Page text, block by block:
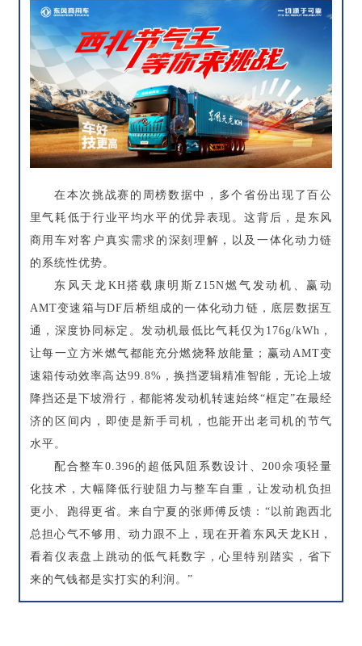
在本次挑战赛的周榜数据中，多个省份出现了百公
里气耗低于行业平均水平的优异表现。这背后，是东风
商用车对客户真实需求的深刻理解，以及一体化动力链
的系统性优势。
东风天龙KH搭载康明斯Z15N燃气发动机、赢动
AMT变速箱与DF后桥组成的一体化动力链，底层数据互
通，深度协同标定。发动机最低比气耗仅为176g/kWh，
让每一立方米燃气都能充分燃烧释放能量；赢动AMT变
速箱传动效率高达99.8%，换挡逻辑精准智能，无论上坡
降挡还是下坡滑行，都能将发动机转速始终“框定”在最经
济的区间内，即使是新手司机，也能开出老司机的节气
水平。
配合整车0.396的超低风阻系数设计、200余项轻量
化技术，大幅降低行驶阻力与整车自重，让发动机负担
更小、跑得更省。来自宁夏的张师傅反馈：“以前跑西北
总担心气不够用、动力跟不上，现在开着东风天龙KH，
看着仪表盘上跳动的低气耗数字，心里特别踏实，省下
来的气钱都是实打实的利润。”